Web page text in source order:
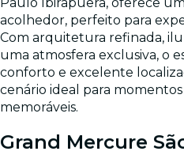
acolhedor, perfeito para
Com arquitetura refinada,
uma atmosfera exclusiva, o
conforto e excelente
cenário ideal para
memoráveis.
Grand Mercure